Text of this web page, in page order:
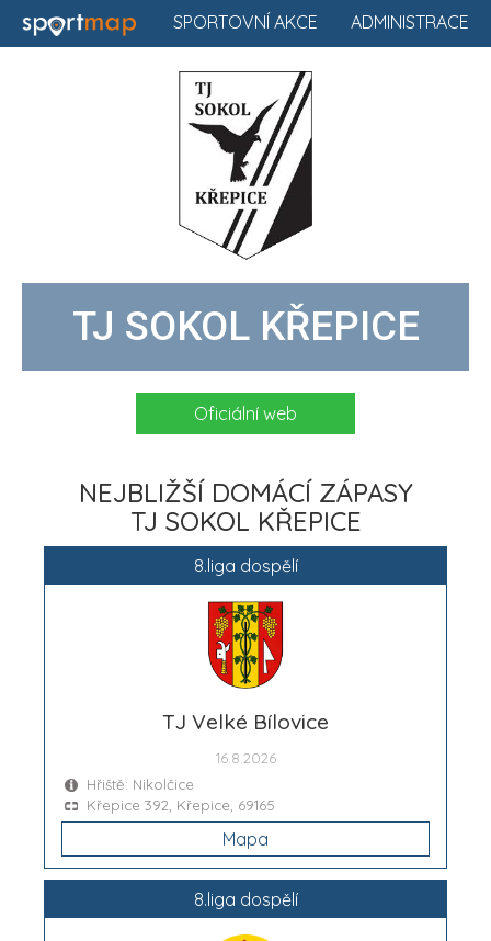
ADMINISTRACE
SPORTOVNÍ AKCE
TJ SOKOL KŘEPICE
Oficiální web
NEJBLIŽŠÍ DOMÁCÍ ZÁPASY
TJ SOKOL KŘEPICE
8.liga dospělí
TJ Velké Bílovice
16.8.2026
Hřiště: Nikolčice
Křepice 392, Křepice, 69165
Mapa
8.liga dospělí